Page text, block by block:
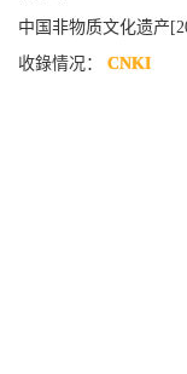
中国非物质文化遗产
收錄情况： CNKI